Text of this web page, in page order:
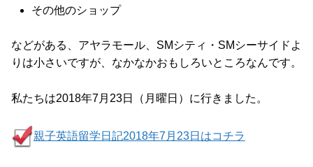
その他のショップ
などがある、アヤラモール、SMシティ・SMシーサイドよ
りは小さいですが、なかなかおもしろいところなんです。
私たちは2018年7月23日（月曜日）に行きました。
親子英語留学日記2018年7月23日はコチラ